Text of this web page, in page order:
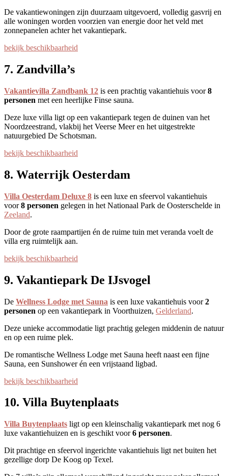
De vakantiewoningen zijn duurzaam uitgevoerd, volledig gasvrij en
alle woningen worden voorzien van energie door het veld met
zonnepanelen achter het vakantiepark.
bekijk beschikbaarheid
7. Zandvilla’s
Vakantievilla Zandbank 12 is een prachtig vakantiehuis voor8
personen met een heerlijke Finse sauna.
Deze luxe villa ligt op een vakantiepark tegen de duinen van het
Noordzeestrand, vlakbij het Veerse Meer en het uitgestrekte
natuurgebied De Schotsman.
bekijk beschikbaarheid
8. Waterrijk Oesterdam
Villa Oesterdam Deluxe 8 is een luxe en sfeervol vakantiehuis
voor8 personen gelegen in het Nationaal Park de Oosterschelde in
Zeeland.
Door de grote raampartijen én de ruime tuin met veranda voelt de
villa erg ruimtelijk aan.
bekijk beschikbaarheid
9. Vakantiepark De IJsvogel
De Wellness Lodge met Sauna is een luxe vakantiehuis voor2
personen op een vakantiepark in Voorthuizen, Gelderland.
Deze unieke accommodatie ligt prachtig gelegen middenin de natuur
en op een ruime plek.
De romantische Wellness Lodge met Sauna heeft naast een fijne
Sauna, een Sunshower én een vrijstaand ligbad.
bekijk beschikbaarheid
10. Villa Buytenplaats
Villa Buytenplaats ligt op een kleinschalig vakantiepark met nog 6
luxe vakantiehuizen en is geschikt voor6 personen.
Dit prachtige en sfeervol ingerichte vakantiehuis ligt net buiten het
gezellige dorp De Koog op Texel.